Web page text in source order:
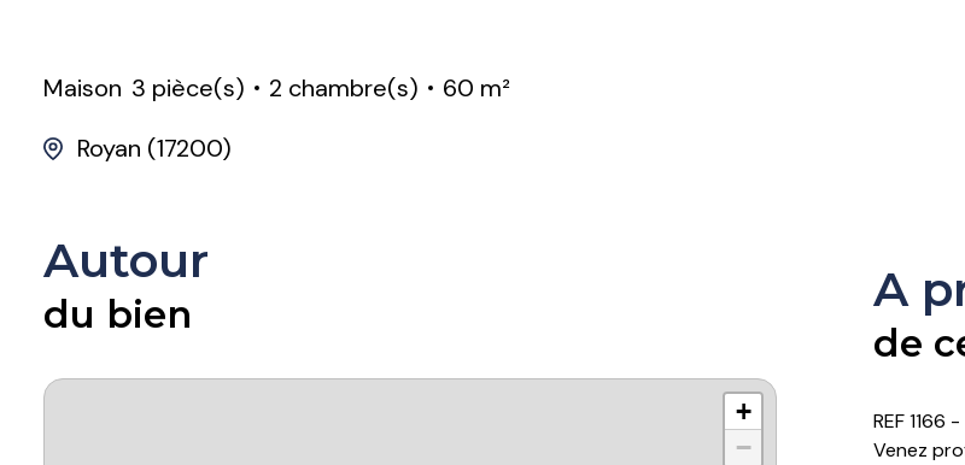
Maison 3 pièce(s) 2 chambre(s)
60 m²
Royan (17200)
Autour
du bien
+
−
A
de
REF 1166
Venez